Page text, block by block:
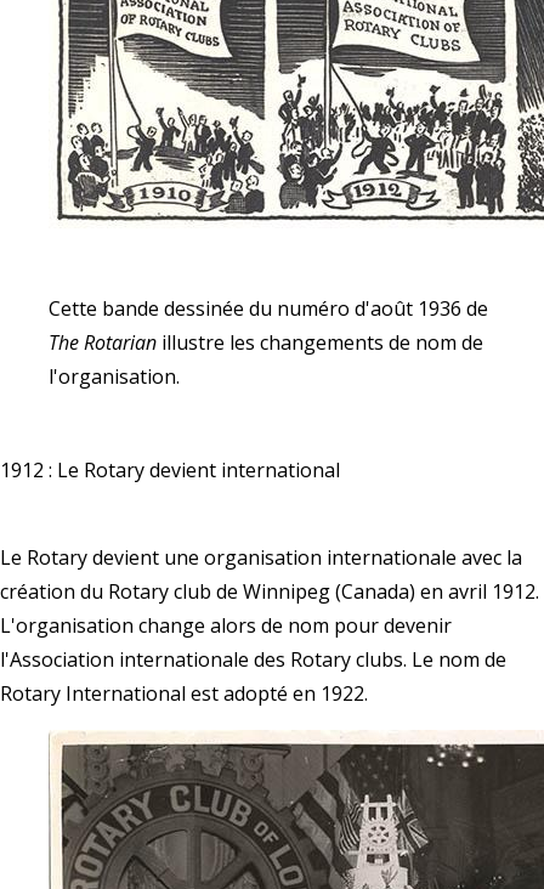
Cette bande dessinée du numéro d'août 1936 de
The Rotarian illustre les changements de nom de
l'organisation.
1912 : Le Rotary devient international
Le Rotary devient une organisation internationale avec la
création du Rotary club de Winnipeg (Canada) en avril 1912.
L'organisation change alors de nom pour devenir
l'Association internationale des Rotary clubs. Le nom de
Rotary International est adopté en 1922.